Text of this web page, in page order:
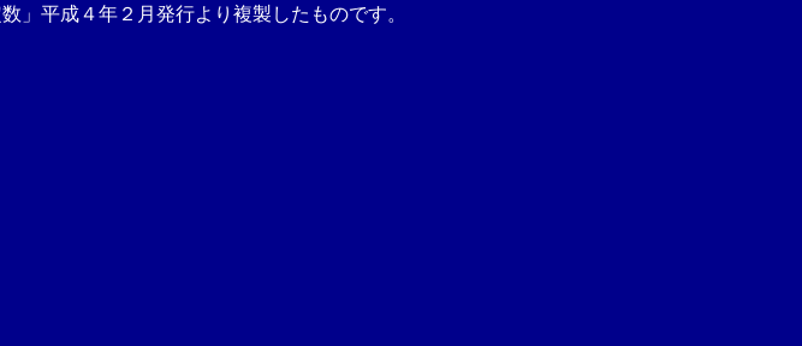
」平成４年２月発行より複製したものです。